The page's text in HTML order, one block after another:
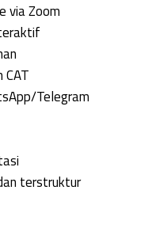
via Zoom
Telegram
terstruktur